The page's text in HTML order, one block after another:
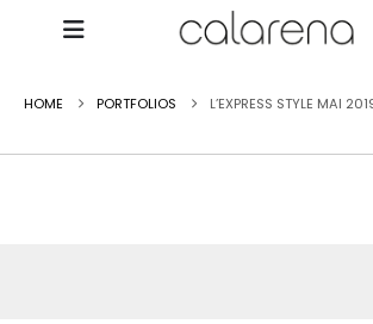
HOME PORTFOLIOS L’EXPRESS STYLE MAI